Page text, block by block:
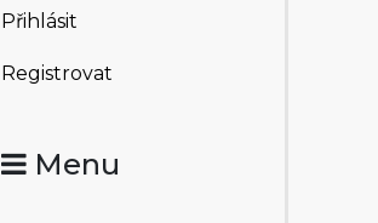
Přihlásit
Registrovat
Menu